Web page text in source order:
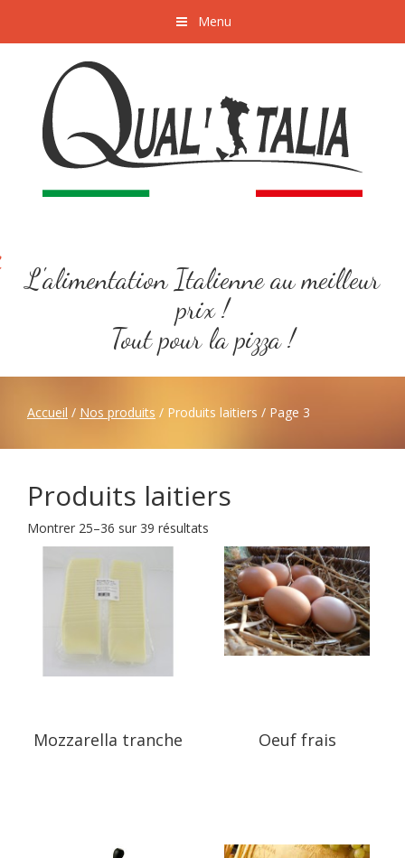
Menu
L'alimentation Italienne au meilleur
prix !
Tout pour la pizza !
Accueil / Nos produits / Produits laitiers / Page 3
Produits laitiers
Montrer 25–36 sur 39 résultats
Mozzarella tranche Oeuf frais